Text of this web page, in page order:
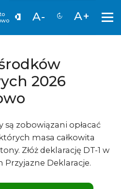
A- A+
2026
zobowiązani opłacać
masa całkowita
Złóż deklarację DT-1 w
Przyjazne Deklaracje.